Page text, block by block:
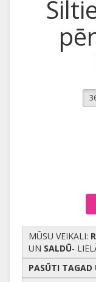
MŪSU VEIKALI:
UN SALDŪ-
PASŪTI TAGAD